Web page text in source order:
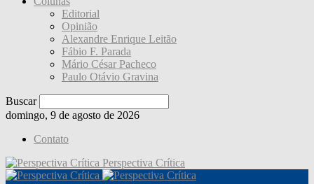
Editorial
Opinião
Alexandre Enrique Leitão
Fábio F. Parada
Mário César Pacheco
Paulo Otávio Gravina
Buscar
domingo, 9 de agosto de 2026
Contato
Perspectiva Crítica